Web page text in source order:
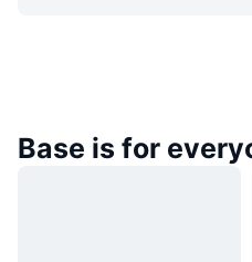
Base is for